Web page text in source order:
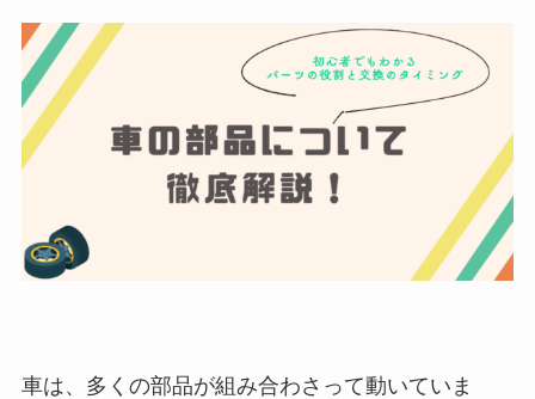
車は、多くの部品が組み合わさって動いていま